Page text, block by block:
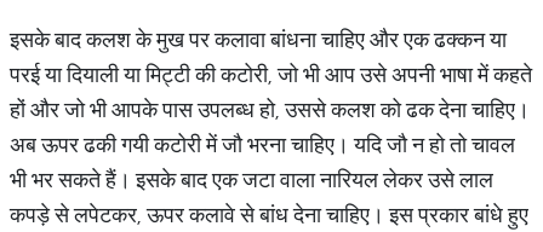
इसके बाद कलश के मुख पर कलावा बांधना चाहिए और एक ढक्कन या
परई या दियाली या मिट्टी की कटोरी, जो भी आप उसे अपनी भाषा में कहते
हों और जो भी आपके पास उपलब्ध हो, उससे कलश को ढक देना चाहिए।
अब ऊपर ढकी गयी कटोरी में जौ भरना चाहिए। यदि जौ न हो तो चावल
भी भर सकते हैं। इसके बाद एक जटा वाला नारियल लेकर उसे लाल
कपड़े से लपेटकर, ऊपर कलावे से बांध देना चाहिए। इस प्रकार बांधे हुए